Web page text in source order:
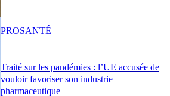
Traité sur les pandémies : l’UE accusée de
vouloir favoriser son industrie
pharmaceutique
PROSANTÉ